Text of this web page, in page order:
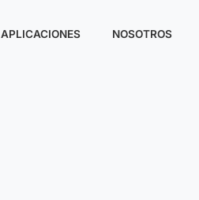
APLICACIONES NOSOTROS